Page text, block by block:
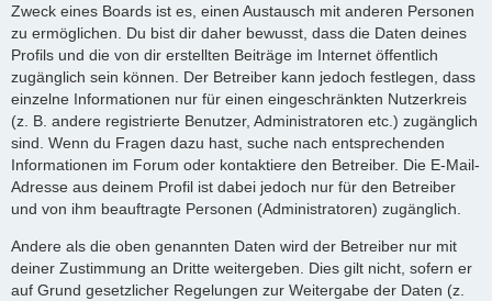
Zweck eines Boards ist es, einen Austausch mit anderen Personen
zu ermöglichen. Du bist dir daher bewusst, dass die Daten deines
Profils und die von dir erstellten Beiträge im Internet öffentlich
zugänglich sein können. Der Betreiber kann jedoch festlegen, dass
einzelne Informationen nur für einen eingeschränkten Nutzerkreis
(z. B. andere registrierte Benutzer, Administratoren etc.) zugänglich
sind. Wenn du Fragen dazu hast, suche nach entsprechenden
Informationen im Forum oder kontaktiere den Betreiber. Die E-Mail-
Adresse aus deinem Profil ist dabei jedoch nur für den Betreiber
und von ihm beauftragte Personen (Administratoren) zugänglich.
Andere als die oben genannten Daten wird der Betreiber nur mit
deiner Zustimmung an Dritte weitergeben. Dies gilt nicht, sofern er
auf Grund gesetzlicher Regelungen zur Weitergabe der Daten (z.